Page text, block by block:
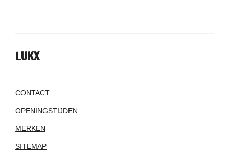
LUKX
CONTACT
OPENINGSTIJDEN
MERKEN
SITEMAP